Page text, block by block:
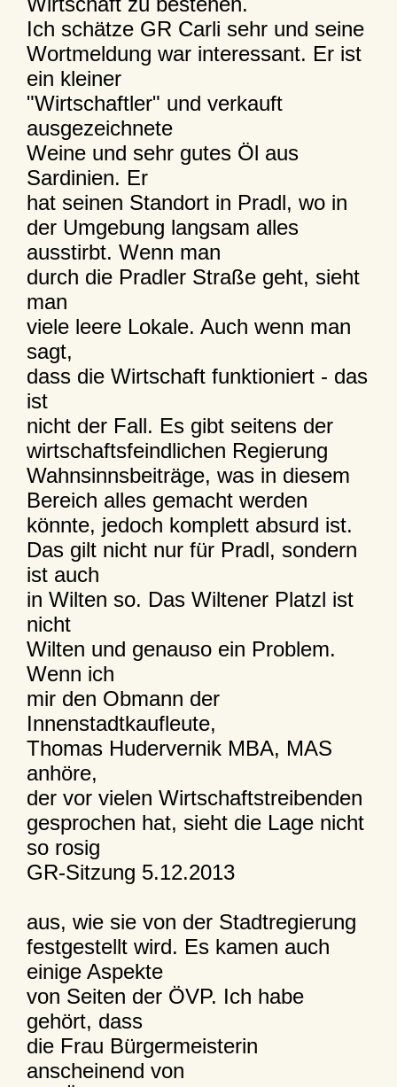
Ich schätze GR Carli sehr und seine
Wortmeldung war interessant. Er ist
ein kleiner
"Wirtschaftler" und verkauft
ausgezeichnete
Weine und sehr gutes Öl aus
Sardinien. Er
hat seinen Standort in Pradl, wo in
der Umgebung langsam alles
ausstirbt. Wenn man
durch die Pradler Straße geht, sieht
man
viele leere Lokale. Auch wenn man
sagt,
dass die Wirtschaft funktioniert - das
ist
nicht der Fall. Es gibt seitens der
wirtschaftsfeindlichen Regierung
Wahnsinnsbeiträge, was in diesem
Bereich alles gemacht werden
könnte, jedoch komplett absurd ist.
Das gilt nicht nur für Pradl, sondern
ist auch
in Wilten so. Das Wiltener Platzl ist
nicht
Wilten und genauso ein Problem.
Wenn ich
mir den Obmann der
Innenstadtkaufleute,
Thomas Hudervernik MBA, MAS
anhöre,
der vor vielen Wirtschaftstreibenden
gesprochen hat, sieht die Lage nicht
so rosig
GR-Sitzung 5.12.2013
aus, wie sie von der Stadtregierung
festgestellt wird. Es kamen auch
einige Aspekte
von Seiten der ÖVP. Ich habe
gehört, dass
die Frau Bürgermeisterin
anscheinend von